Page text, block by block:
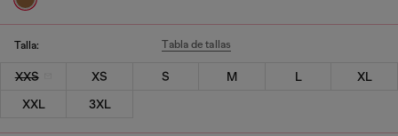
Talla: Tabla de tallas
XXS XS S M L
XL
XXL
3XL